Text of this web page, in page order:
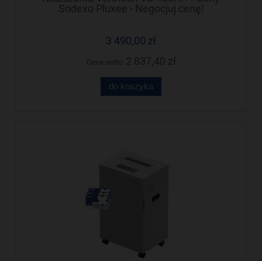
Sodexo Pluxee - Negocjuj cenę!
3 490,00 zł
do koszyka